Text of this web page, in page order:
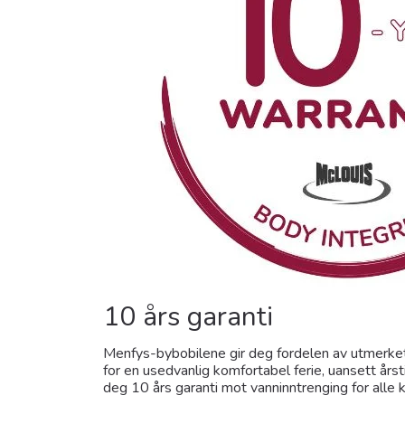
10 års garanti
Menfys-bybobilene gir deg fordelen av
for en usedvanlig komfortabel ferie, uansett
deg 10 års garanti mot vanninntrenging for alle